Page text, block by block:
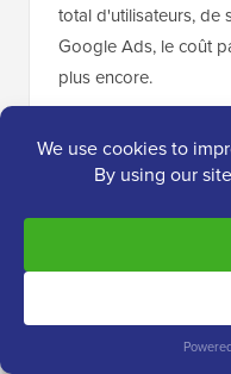
total d'utilisateurs, de
Google Ads, le coût
plus encore.
En utilisant les
pouvez voir quelles